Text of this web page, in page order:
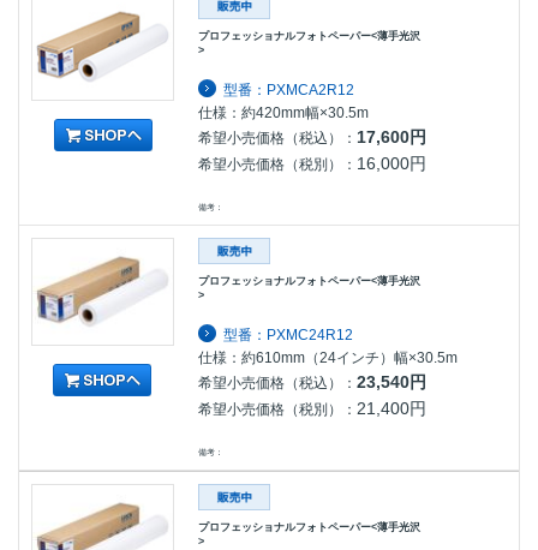
プロフェッショナルフォトペーパー<薄手光沢
>
型番：PXMCA2R12
仕様：約420mm幅×30.5m
希望小売価格（税込）： 17,600円
希望小売価格（税別）： 16,000円
備考：
プロフェッショナルフォトペーパー<薄手光沢
>
型番：PXMC24R12
仕様：約610mm（24インチ）幅×30.5m
希望小売価格（税込）： 23,540円
希望小売価格（税別）： 21,400円
備考：
プロフェッショナルフォトペーパー<薄手光沢
>